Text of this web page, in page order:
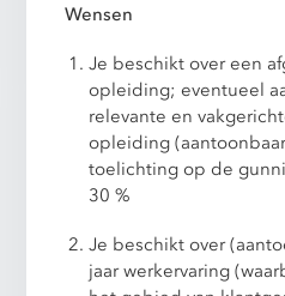
Wensen
Je beschikt over een
opleiding; eventueel
relevante en
opleiding
toelichting op de
30 %
Je beschikt over
jaar werkervaring